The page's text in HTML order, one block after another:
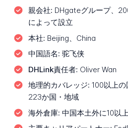
親会社: DHgateグループ、
によって設立
本社: Beijing、China
中国語名: 驼飞侠
DHLink責任者: Oliver Wan
地理的カバレッジ: 100以上
223か国・地域
海外倉庫: 中国本土外に10以